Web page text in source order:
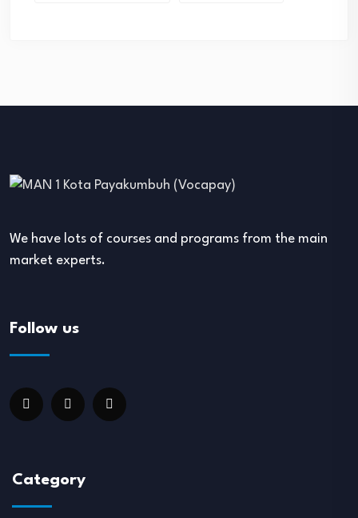
We have lots of courses and programs from the main
market experts.
Follow us
Category